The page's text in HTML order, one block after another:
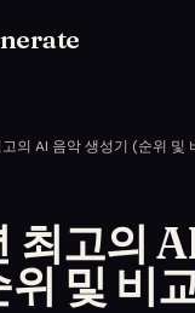
의 AI 음악 생성기 (순위 및
최고의
및 비